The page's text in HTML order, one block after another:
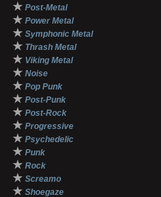
★ Post-Metal
★ Power Metal
★ Symphonic Metal
★ Thrash Metal
★ Viking Metal
★ Noise
★ Pop Punk
★ Post-Punk
★ Post-Rock
★ Progressive
★ Psychedelic
★ Punk
★ Rock
★ Screamo
★ Shoegaze